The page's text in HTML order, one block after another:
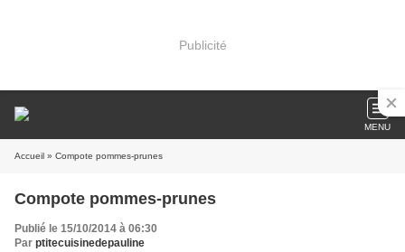
Publicité
MENU
Accueil » Compote pommes-prunes
Compote pommes-prunes
Publié le 15/10/2014 à 06:30
Par ptitecuisinedepauline